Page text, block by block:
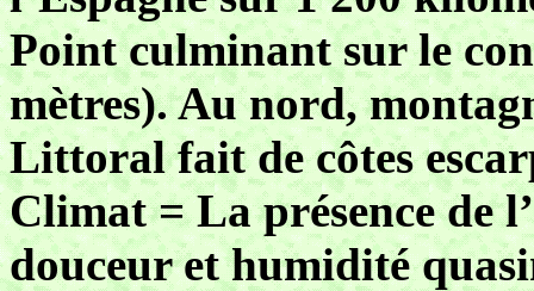
Point culminant sur le
mètres). Au nord,
Littoral fait de côtes
Climat = La présence de
douceur et humidité